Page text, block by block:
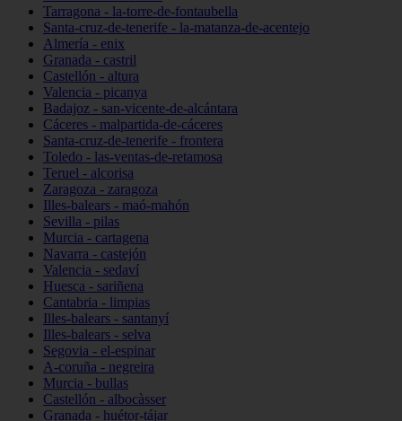
Tarragona - la-torre-de-fontaubella
Santa-cruz-de-tenerife - la-matanza-de-acentejo
Almería - enix
Granada - castril
Castellón - altura
Valencia - picanya
Badajoz - san-vicente-de-alcántara
Cáceres - malpartida-de-cáceres
Santa-cruz-de-tenerife - frontera
Toledo - las-ventas-de-retamosa
Teruel - alcorisa
Zaragoza - zaragoza
Illes-balears - maó-mahón
Sevilla - pilas
Murcia - cartagena
Navarra - castejón
Valencia - sedaví
Huesca - sariñena
Cantabria - limpias
Illes-balears - santanyí
Illes-balears - selva
Segovia - el-espinar
A-coruña - negreira
Murcia - bullas
Castellón - albocàsser
Granada - huétor-tájar